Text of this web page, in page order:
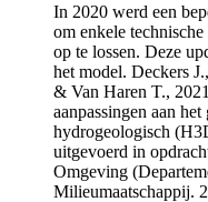
In 2020 werd een
om enkele
op te lossen. Deze
het model. Deckers
& Van Haren T.,
aanpassingen aan
hydrogeologisch
uitgevoerd in
Omgeving
Milieumaatschappij.